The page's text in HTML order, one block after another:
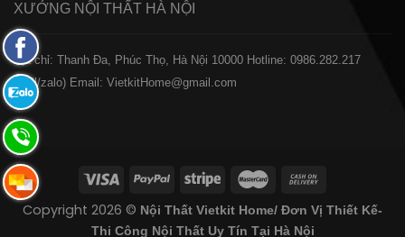
XƯỞNG NỘI THẤT HÀ NỘI
️Địa chỉ: Thanh Đa, Phúc Thọ, Hà Nội 10000 Hotline: 0986.282.217
(Call/zalo) Email: VietkitHome@gmail.com
Copyright 2026 © Nội Thất Vietkit Home/ Đơn Vị Thiết Kế-
Thi Công Nội Thất Uy Tín Tại Hà Nội
Fanpage
Facebook
Zalo:
0865.283.168
Hotline:
0865.283.168
Hotline:
0865.283.168